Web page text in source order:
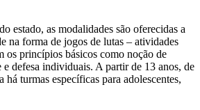
estado, as modalidades são oferecidas a
na forma de jogos de lutas – atividades
os princípios básicos como noção de
e defesa individuais. A partir de 13 anos, de
há turmas específicas para adolescentes,